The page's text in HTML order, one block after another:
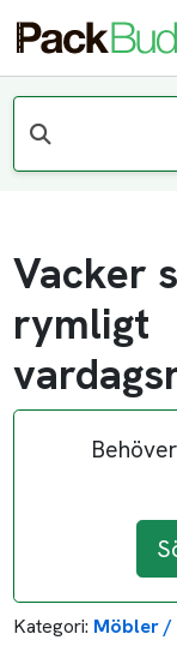
Vacker
rymligt
Kategori: Möbler /